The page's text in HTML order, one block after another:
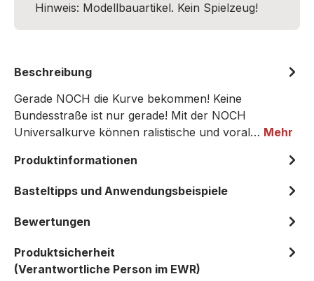
Hinweis: Modellbauartikel. Kein Spielzeug!
Beschreibung
Gerade NOCH die Kurve bekommen! Keine
Bundesstraße ist nur gerade! Mit der NOCH
Universalkurve können ralistische und voral… Mehr
Produktinformationen
Basteltipps und Anwendungsbeispiele
Bewertungen
Produktsicherheit
(Verantwortliche Person im EWR)